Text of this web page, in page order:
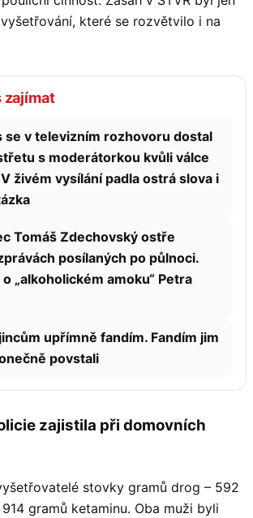
které se rozvětvilo i na
zajímat
se v televizním rozhovoru dostal
s moderátorkou kvůli válce
živém vysílání padla ostrá slova i
Tomáš Zdechovský ostře
posílaných po půlnoci.
o „alkoholickém amoku“ Petra
upřímně fandím. Fandím jim
povstali
zajistila při domovních
stovky gramů drog – 592
gramů ketaminu. Oba muži byli